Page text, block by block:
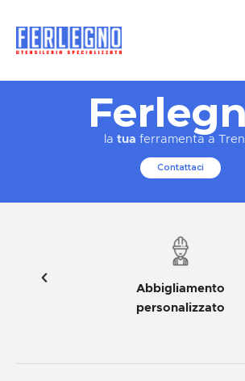
la tua ferramenta a
Contattaci
Abbigliamento
personalizzato